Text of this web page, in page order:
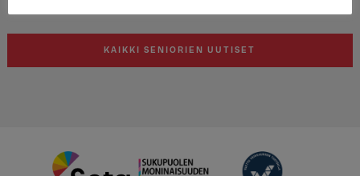
KAIKKI SENIORIEN UUTISET